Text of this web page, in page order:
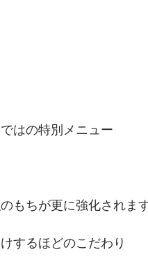
はの特別メニュー
もちが更に強化されま
するほどのこだわり